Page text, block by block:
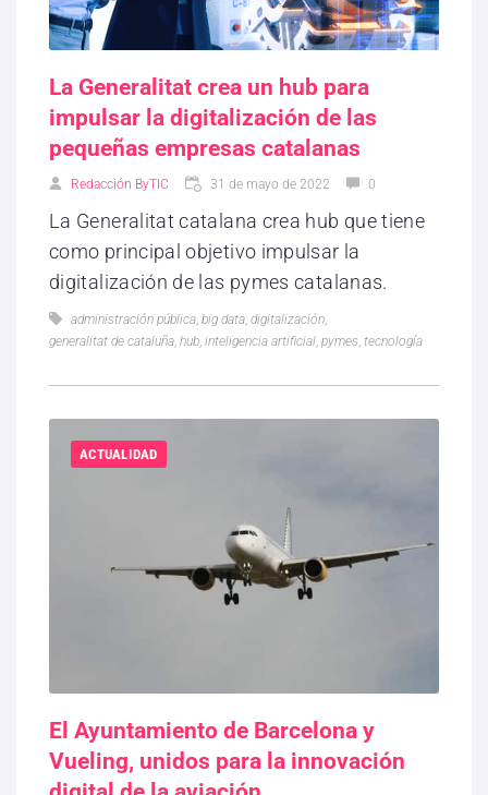
La Generalitat crea un hub para
impulsar la digitalización de las
pequeñas empresas catalanas
Redacción ByTIC 31 de mayo de 2022 0
La Generalitat catalana crea hub que tiene
como principal objetivo impulsar la
digitalización de las pymes catalanas.
administración pública, big data, digitalización,
generalitat de cataluña, hub, inteligencia artificial, pymes, tecnología
ACTUALIDAD
El Ayuntamiento de Barcelona y
Vueling, unidos para la innovación